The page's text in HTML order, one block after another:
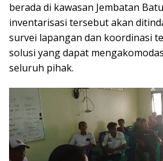
berada di kawasan Jembatan
inventarisasi tersebut akan
survei lapangan dan koordinasi
solusi yang dapat
seluruh pihak.